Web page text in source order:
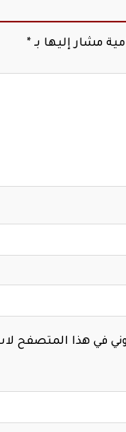
مشار إليها بـ *
في هذا المتصفح